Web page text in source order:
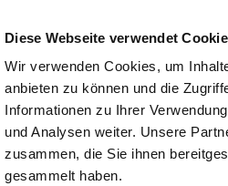
Diese Webseite verwendet
Wir verwenden Cookies, um
anbieten zu können und die
Informationen zu Ihrer
und Analysen weiter. Unsere
zusammen, die Sie ihnen
gesammelt haben.